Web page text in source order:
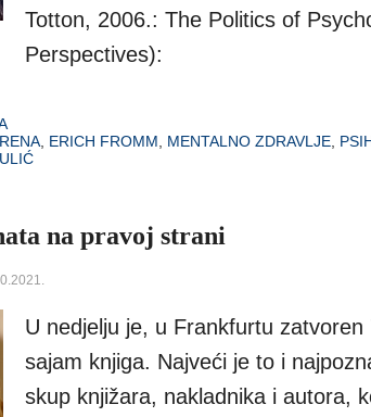
Totton, 2006.: The Politics of
Perspectives):
ERICH FROMM MENTALNO ZDRAVLJE
na pravoj strani
U nedjelju je, u Frankfurtu zatvoren
sajam knjiga. Najveći je to i
skup knjižara, nakladnika i autora,